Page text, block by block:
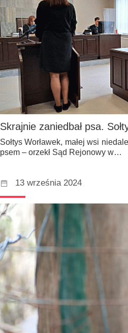
Skrajnie zaniedbał psa.
Sołtys Worławek, małej wsi
psem – orzekł Sąd Rejonowy w…
13 września 2024